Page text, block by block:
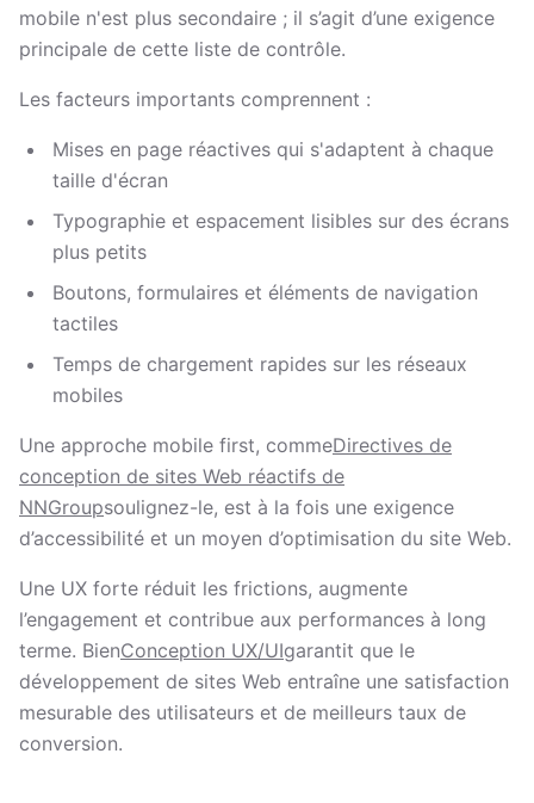
mobile n'est plus secondaire ; il s’agit d’une exigence
principale de cette liste de contrôle.
Les facteurs importants comprennent :
Mises en page réactives qui s'adaptent à chaque
taille d'écran
Typographie et espacement lisibles sur des écrans
plus petits
Boutons, formulaires et éléments de navigation
tactiles
Temps de chargement rapides sur les réseaux
mobiles
Une approche mobile first, commeDirectives de
conception de sites Web réactifs de
NNGroupsoulignez-le, est à la fois une exigence
d’accessibilité et un moyen d’optimisation du site Web.
Une UX forte réduit les frictions, augmente
l’engagement et contribue aux performances à long
terme. BienConception UX/UIgarantit que le
développement de sites Web entraîne une satisfaction
mesurable des utilisateurs et de meilleurs taux de
conversion.